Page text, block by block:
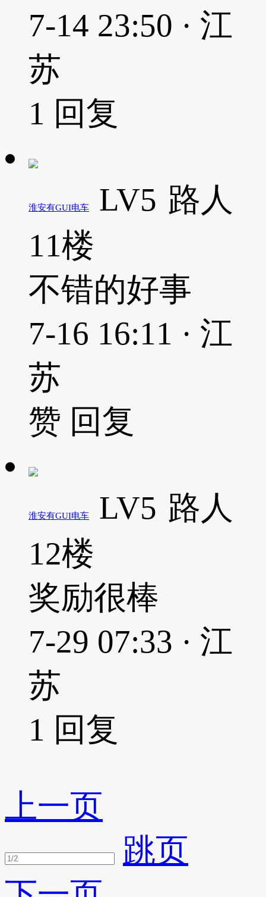
7-14 23:50 · 江
苏
1 回复
淮安有GUI电车 LV5 路人
11楼
不错的好事
7-16 16:11 · 江
苏
赞 回复
淮安有GUI电车 LV5 路人
12楼
奖励很棒
7-29 07:33 · 江
苏
1 回复
上一页
跳页